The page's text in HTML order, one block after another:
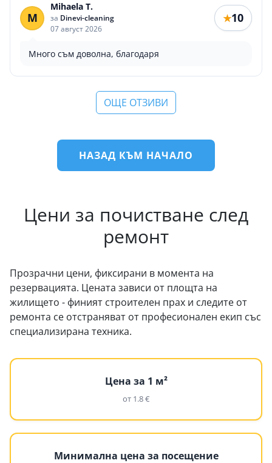
M
Mihaela T.
за Dinevi-cleaning
07 август 2026
★10
Много съм доволна, благодаря
ОЩЕ ОТЗИВИ
НАЗАД КЪМ НАЧАЛО
Цени за почистване след
ремонт
Прозрачни цени, фиксирани в момента на
резервацията. Цената зависи от площта на
жилището - финият строителен прах и следите от
ремонта се отстраняват от професионален екип със
специализирана техника.
Цена за 1 м²
от 1.8 €
Минимална цена за посещение